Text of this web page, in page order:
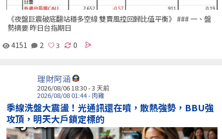
《夜盤巨震破底翻站穩多空線 雙賣風控回歸比值平衡》 ### 一、盤
勢摘要 昨日台指期日
4151
2 0
理財阿涵
2026/08/06 18:30 - 3 天前
2026/08/08 01:44 - 肉雞
季線洗盤大震盪！光通訊還在噴，散熱強勢，BBU強
攻頂，明天大戶鎖定標的